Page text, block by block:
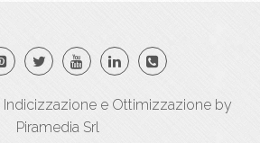
Indicizzazionee Ottimizzazioneby
Piramedia Srl